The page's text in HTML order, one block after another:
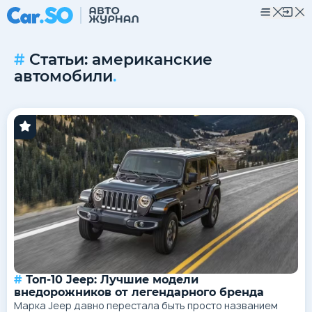
Статьи: американские
автомобили.
внедорожников от легендарного бренда
Марка Jeep давно перестала быть просто названием